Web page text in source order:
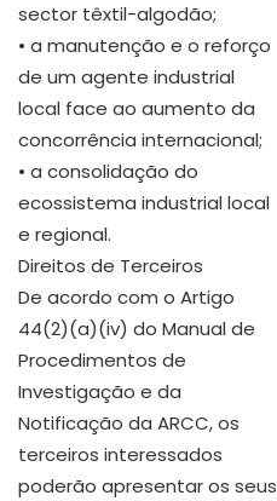
sector têxtil-algodão;
• a manutenção e o reforço
de um agente industrial
local face ao aumento da
concorrência internacional;
• a consolidação do
ecossistema industrial local
e regional.
Direitos de Terceiros
De acordo com o Artigo
44(2)(a)(iv) do Manual de
Procedimentos de
Investigação e da
Notificação da ARCC, os
terceiros interessados
poderão apresentar os seus